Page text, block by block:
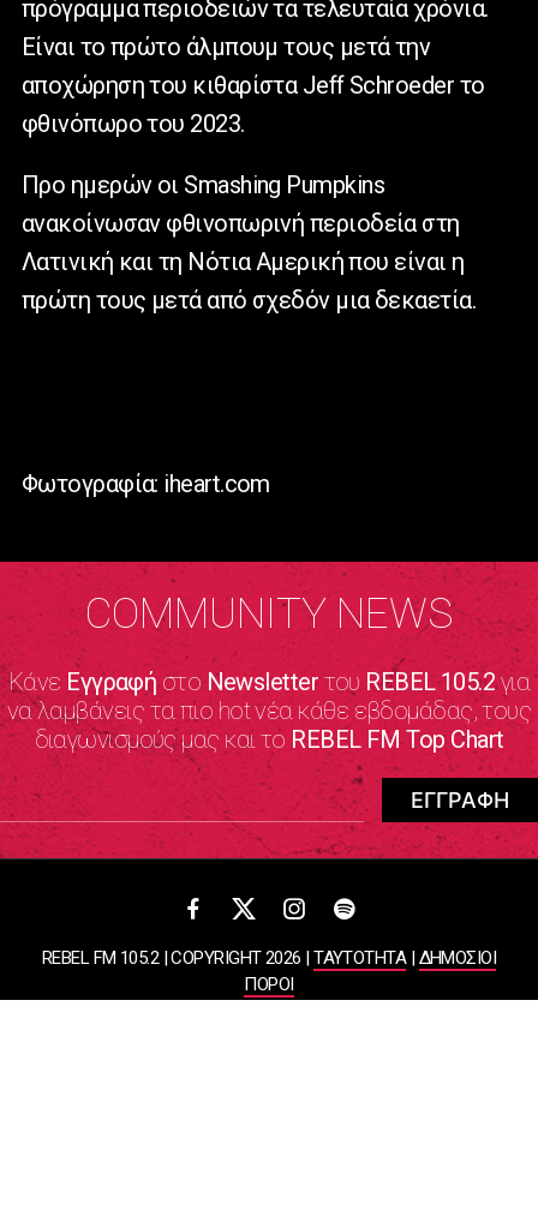
πρόγραμμα περιοδειών τα τελευταία χρόνια.
Είναι το πρώτο άλμπουμ τους μετά την
αποχώρηση του κιθαρίστα Jeff Schroeder το
φθινόπωρο του 2023.
Προ ημερών οι Smashing Pumpkins
ανακοίνωσαν φθινοπωρινή περιοδεία στη
Λατινική και τη Νότια Αμερική που είναι η
πρώτη τους μετά από σχεδόν μια δεκαετία.
Φωτογραφία: iheart.com
COMMUNITY NEWS
Κάνε Εγγραφήστο NewsletterτουREBEL 105.2για
να λαμβάνεις τα πιο hot νέα κάθε εβδομάδας, τους
διαγωνισμούς μας και το REBEL FM Top Chart
REBEL FM 105.2 | COPYRIGHT 2026 |ΤΑΥΤΟΤΗΤΑ|ΔΗΜΟΣΙΟΙ
ΠΟΡΟΙ